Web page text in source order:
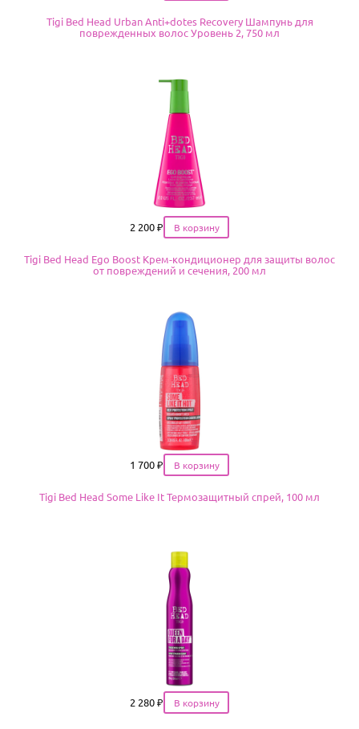
Tigi Bed Head Urban Anti+dotes Recovery Шампунь для
поврежденных волос Уровень 2, 750 мл
Цена
2 200 ₽
Tigi Bed Head Ego Boost Крем-кондиционер для защиты волос
от повреждений и сечения, 200 мл
Цена
1 700 ₽
Tigi Bed Head Some Like It Термозащитный спрей, 100 мл
Цена
2 280 ₽